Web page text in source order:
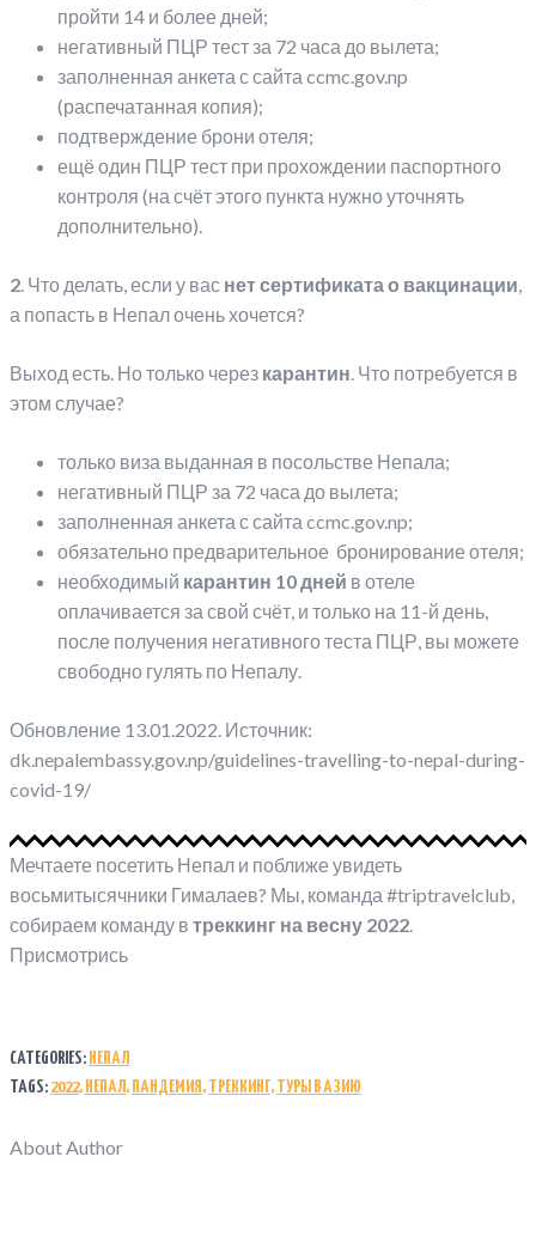
пройти 14 и более дней;
негативный ПЦР тест за 72 часа до вылета;
заполненная анкета с сайта ccmc.gov.np
(распечатанная копия);
подтверждение брони отеля;
ещё один ПЦР тест при прохождении паспортного
контроля (на счёт этого пункта нужно уточнять
дополнительно).
2. Что делать, если у вас нет сертификата о вакцинации,
а попасть в Непал очень хочется?
Выход есть. Но только через карантин. Что потребуется в
этом случае?
только виза выданная в посольстве Непала;
негативный ПЦР за 72 часа до вылета;
заполненная анкета с сайта ccmc.gov.np;
обязательно предварительное бронирование отеля;
необходимый карантин 10 дней в отеле
оплачивается за свой счёт, и только на 11-й день,
после получения негативного теста ПЦР, вы можете
свободно гулять по Непалу.
Обновление 13.01.2022. Источник:
dk.nepalembassy.gov.np/guidelines-travelling-to-nepal-during-
covid-19/
Мечтаете посетить Непал и поближе увидеть
восьмитысячники Гималаев? Мы, команда #triptravelclub,
собираем команду в треккинг на весну 2022.
Присмотрись
CATEGORIES: НЕПАЛ
TAGS: 2022, НЕПАЛ , ПАНДЕМИЯ , ТРЕККИНГ, ТУРЫ В АЗИЮ
About Author